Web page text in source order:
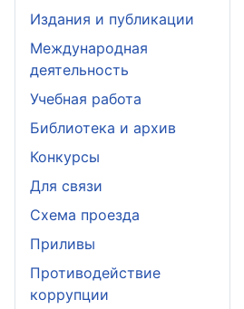
Издания и публикации
Международная
деятельность
Учебная работа
Библиотека и архив
Конкурсы
Для связи
Схема проезда
Приливы
Противодействие
коррупции